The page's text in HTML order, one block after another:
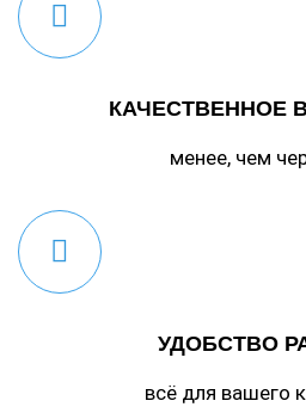
КАЧЕСТВЕННОЕ
менее, чем
УДОБСТВО
всё для вашего